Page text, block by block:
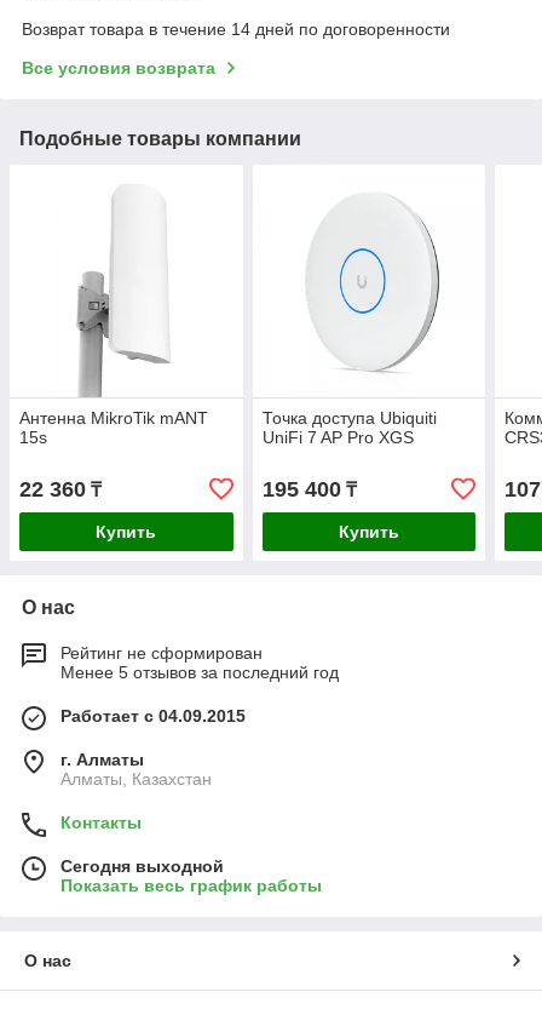
Возврат товара в течение 14 дней по договоренности
Все условия возврата
Подобные товары компании
Антенна MikroTik mANT
15s
22 360 ₸
Купить
Точка доступа Ubiquiti
UniFi 7 AP Pro XGS
195 400₸
Купить
О нас
Рейтинг не сформирован
Менее 5 отзывов за последний год
Работает с 04.09.2015
г. Алматы
Алматы, Казахстан
Контакты
Сегодня выходной
Показать весь график работы
О нас